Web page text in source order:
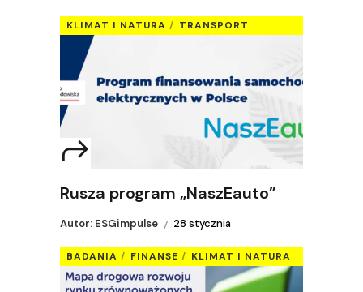
KLIMAT I NATURA TRANSPORT
Rusza program „NaszEauto”
Autor: ESGimpulse 28 stycznia
BADANIA FINANSE KLIMAT I NATURA